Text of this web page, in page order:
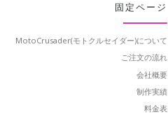
固定ページ
MotoCrusader(モトクルセイダー)について
ご注文の流れ
会社概要
制作実績
料金表